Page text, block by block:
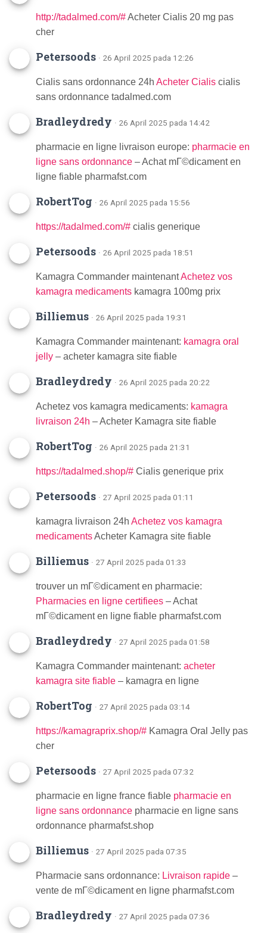
http://tadalmed.com/#Acheter Cialis 20 mg pas
cher
Petersoods · 26 April 2025 pada 12:26
Cialis sans ordonnance 24h Acheter Cialis cialis
sans ordonnance tadalmed.com
Bradleydredy · 26 April 2025 pada 14:42
pharmacie en ligne livraison europe: pharmacie en
ligne sans ordonnance – Achat mГ©dicament en
ligne fiable pharmafst.com
RobertTog · 26 April 2025 pada 15:56
https://tadalmed.com/# cialis generique
Petersoods · 26 April 2025 pada 18:51
Kamagra Commander maintenantAchetez vos
kamagra medicaments kamagra 100mg prix
Billiemus · 26 April 2025 pada 19:31
Kamagra Commander maintenant: kamagra oral
jelly – acheter kamagra site fiable
Bradleydredy · 26 April 2025 pada 20:22
Achetez vos kamagra medicaments: kamagra
livraison 24h – Acheter Kamagra site fiable
RobertTog · 26 April 2025 pada 21:31
https://tadalmed.shop/# Cialis generique prix
Petersoods · 27 April 2025 pada 01:11
kamagra livraison 24h Achetez vos kamagra
medicamentsAcheter Kamagra site fiable
Billiemus · 27 April 2025 pada 01:33
trouver un mГ©dicament en pharmacie:
Pharmacies en ligne certifiees – Achat
mГ©dicament en ligne fiable pharmafst.com
Bradleydredy · 27 April 2025 pada 01:58
Kamagra Commander maintenant: acheter
kamagra site fiable – kamagra en ligne
RobertTog · 27 April 2025 pada 03:14
https://kamagraprix.shop/# Kamagra Oral Jelly pas
cher
Petersoods · 27 April 2025 pada 07:32
pharmacie en ligne france fiable pharmacie en
ligne sans ordonnance pharmacie en ligne sans
ordonnance pharmafst.shop
Billiemus · 27 April 2025 pada 07:35
Pharmacie sans ordonnance: Livraison rapide –
vente de mГ©dicament en ligne pharmafst.com
Bradleydredy · 27 April 2025 pada 07:36